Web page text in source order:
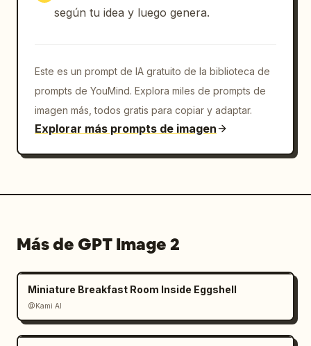
; la superficie de cocción es
y hacer que la textura final sea
vapor
cinematografía gastronómica realista en
gradación de color cálida, reflejos de aceite
suave, marrones y verdes intensos, divisores
Restricciones: Exactamente 12 paneles en una
cuadrícula de 2x6; sin paneles adicionales;
sin texto; sin logotipos; sin bordes
según tu idea y luego genera.
Este es un prompt de IA gratuito de la biblioteca de
prompts de YouMind. Explora miles de prompts de
imagen más, todos gratis para copiar y adaptar.
Explorar más prompts de imagen
Más de GPT Image 2
Miniature Breakfast Room Inside Eggshell
@Kami AI